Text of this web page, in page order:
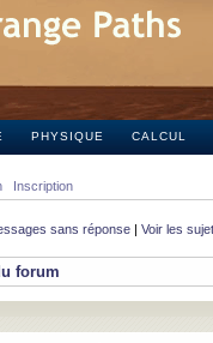
PHYSIQUE CALCUL
Inscription
sans réponse | Voir les
forum